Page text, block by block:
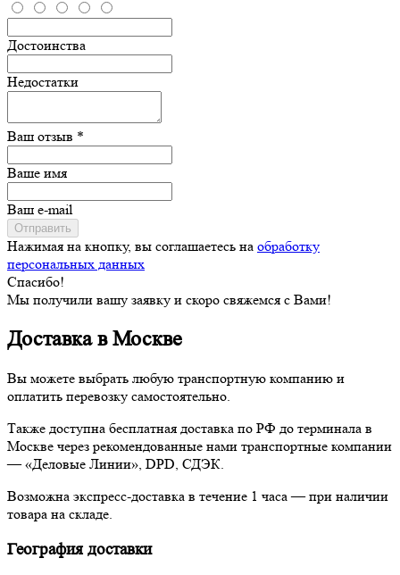
Достоинства
Недостатки
Ваш отзыв *
Ваше имя
Ваш e-mail
Отправить
Нажимая на кнопку, вы соглашаетесь на обработку
персональных данных
Спасибо!
Мы получили вашу заявку и скоро свяжемся с Вами!
Доставка в Москве
Вы можете выбрать любую транспортную компанию и
оплатить перевозку самостоятельно.
Также доступна бесплатная доставка по РФ до терминала в
Москве через рекомендованные нами транспортные компании
— «Деловые Линии», DPD, СДЭК.
Возможна экспресс-доставка в течение 1 часа — при наличии
товара на складе.
География доставки